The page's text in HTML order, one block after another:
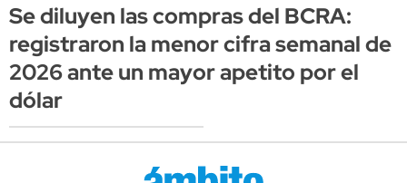
Se diluyen las compras del BCRA:
registraron la menor cifra semanal de
2026 ante un mayor apetito por el
dólar